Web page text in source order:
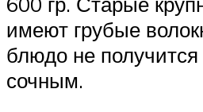
имеют грубые
блюдо не
сочным.